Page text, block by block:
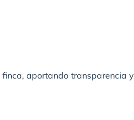
aportando transparencia y